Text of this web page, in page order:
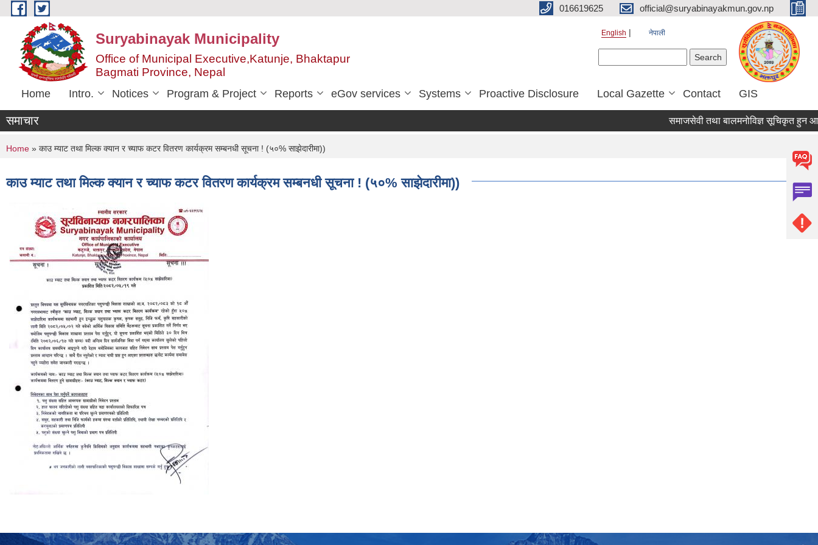
Skip to main content 016619625 official@suryabinayakmun.gov.np
Suryabinayak Municipality
Office of Municipal Executive,Katunje, Bhaktapur
Bagmati Province, Nepal
English नेपाली
Home Intro. Notices Program & Project Reports eGov services Systems Proactive Disclosure Local Gazette Contact GIS
समाचार समाजसेवी तथा बालमनोविज्ञ सूचिकृत हुन आउने
You are here
Home » काउ म्याट तथा मिल्क क्यान र च्याफ कटर वितरण कार्यक्रम सम्बनधी सूचना ! (५०% साझेदारीमा))
काउ म्याट तथा मिल्क क्यान र च्याफ कटर वितरण कार्यक्रम सम्बनधी सूचना ! (५०% साझेदारीमा))